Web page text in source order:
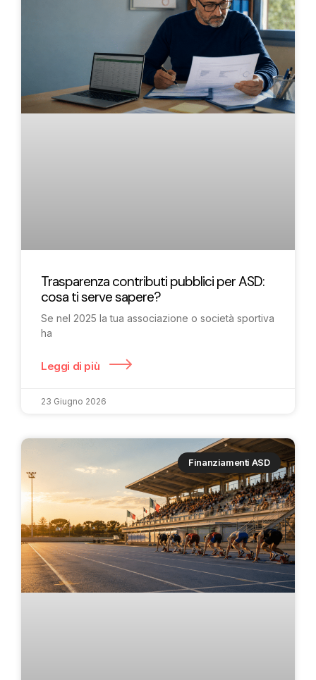
Trasparenza contributi pubblici per ASD:
cosa ti serve sapere?
Se nel 2025 la tua associazione o società sportiva
ha
Leggi di più
23 Giugno 2026
Finanziamenti ASD